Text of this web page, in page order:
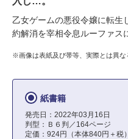
乙女ゲームの悪役令嬢に転生
約解消を宰相令息ルーファス
※画像は表紙及び帯等、実際とは異な
紙書籍
発売日：2022年03月16日
判型：Ｂ６判／164ページ
定価：924円（本体840円＋税）